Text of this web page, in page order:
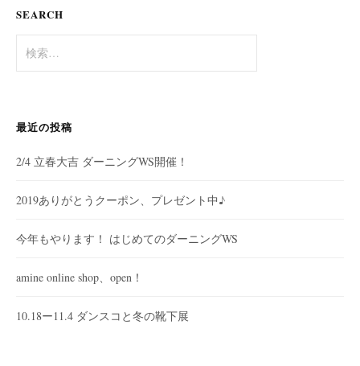
ョ
ン
SEARCH
索
最近の投稿
2/4 立春大吉 ダーニングWS開催！
2019ありがとうクーポン、プレゼント中♪
今年もやります！ はじめてのダーニングWS
amine online shop、open！
10.18ー11.4 ダンスコと冬の靴下展